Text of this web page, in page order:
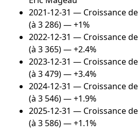
2021-12-31 — Croissance
(à 3 286) — +1%
2022-12-31 — Croissance
(à 3 365) — +2.4%
2023-12-31 — Croissance
(à 3 479) — +3.4%
2024-12-31 — Croissance
(à 3 546) — +1.9%
2025-12-31 — Croissance
(à 3 586) — +1.1%